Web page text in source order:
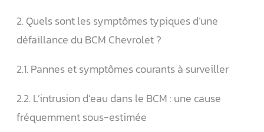
2. Quels sont les symptômes typiques d’une
défaillance du BCM Chevrolet ?
2.1. Pannes et symptômes courants à surveiller
2.2. L’intrusion d’eau dans le BCM : une cause
fréquemment sous-estimée